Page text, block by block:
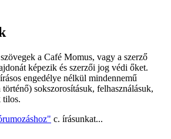
a Café Momus, vagy a szerző
képezik és szerzői jog védi őket.
engedélye nélkül mindennemű
sokszorosításuk, felhasználásuk,
tilos.
c. írásunkat...